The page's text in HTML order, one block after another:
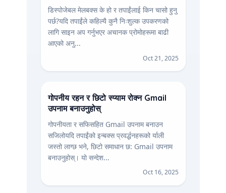
डिस्पोजेबल मेलबक्स के हो र तपाईंलाई किन चासो हुनु
पर्छ?यदि तपाईंले कहिल्यै कुनै निःशुल्क उपकरणको
लागि साइन अप गर्नुभएर अचानक प्रोमोहरूमा बाढी
आएको अनु...
Oct 21, 2025
गोपनीय रहन र छिटो स्प्याम रोक्न Gmail
उपनाम बनाउनुहोस्
गोपनीयता र सफिसहित Gmail उपनाम बनाउन
सजिलोयदि तपाईंको इन्बक्स प्रवर्द्धनहरूको र्याली
जस्तो लाग्छ भने, छिटो समाधान छ: Gmail उपनाम
बनाउनुहोस्। यो सन्देश...
Oct 16, 2025